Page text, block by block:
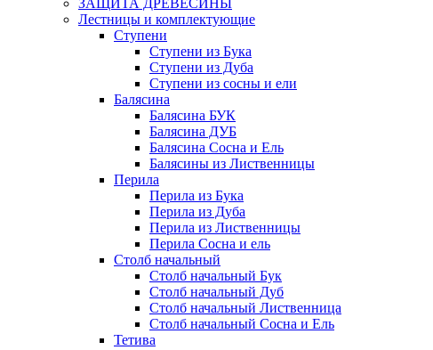
ЗАЩИТА ДРЕВЕСИНЫ
Лестницы и комплектующие
Ступени
Ступени из Бука
Ступени из Дуба
Ступени из сосны и ели
Балясина
Балясина БУК
Балясина ДУБ
Балясина Сосна и Ель
Балясины из Лиственницы
Перила
Перила из Бука
Перила из Дуба
Перила из Лиственницы
Перила Сосна и ель
Столб начальный
Столб начальный Бук
Столб начальный Дуб
Столб начальный Лиственница
Столб начальный Сосна и Ель
Тетива